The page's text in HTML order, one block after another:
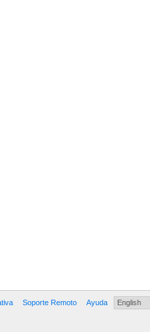
Soporte Remoto Ayuda